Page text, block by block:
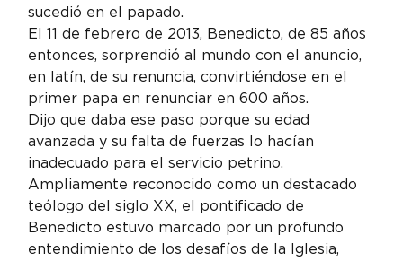
sucedió en el papado.
El 11 de febrero de 2013, Benedicto, de 85 años
entonces, sorprendió al mundo con el anuncio,
en latín, de su renuncia, convirtiéndose en el
primer papa en renunciar en 600 años.
Dijo que daba ese paso porque su edad
avanzada y su falta de fuerzas lo hacían
inadecuado para el servicio petrino.
Ampliamente reconocido como un destacado
teólogo del siglo XX, el pontificado de
Benedicto estuvo marcado por un profundo
entendimiento de los desafíos de la Iglesia,